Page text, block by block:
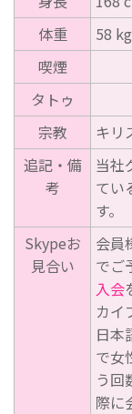
体重
58 kg
喫煙
タトゥ
宗教
キリ
追記・備
考
当社
てい
す。
Skypeお
見合い
会員
でご
入会
カイ
日本
で女
う回
際に